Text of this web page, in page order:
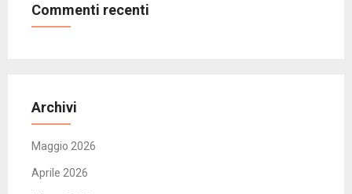
Commenti recenti
Archivi
Maggio 2026
Aprile 2026